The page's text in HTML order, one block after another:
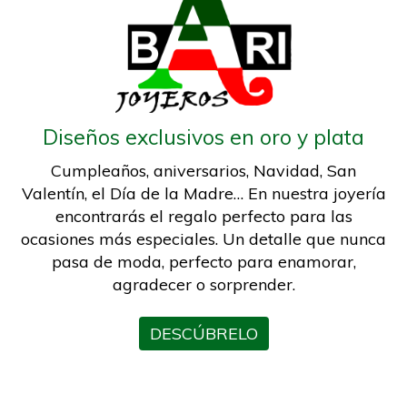
Diseños exclusivos en oro y plata
Cumpleaños, aniversarios, Navidad, San
Valentín, el Día de la Madre… En nuestra joyería
encontrarás el regalo perfecto para las
ocasiones más especiales. Un detalle que nunca
pasa de moda, perfecto para enamorar,
agradecer o sorprender.
DESCÚBRELO